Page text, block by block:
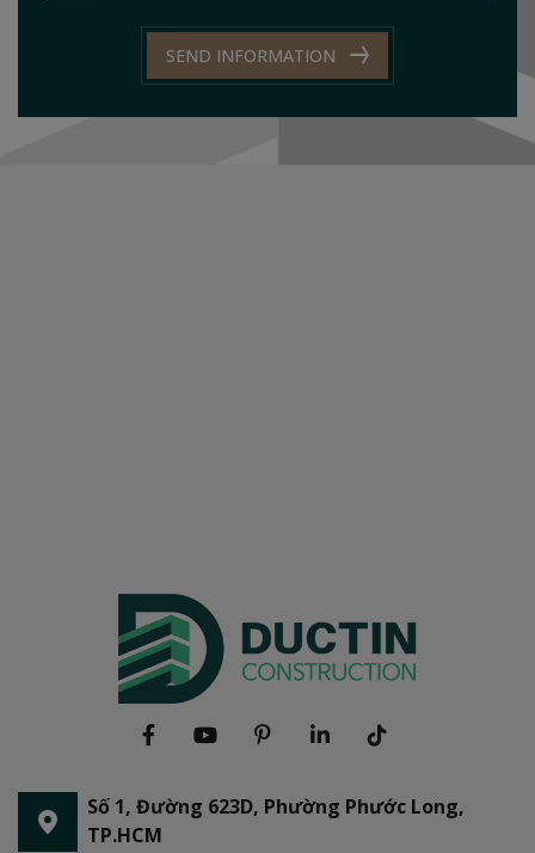
SEND INFORMATION
Số 1, Đường 623D, Phường Phước Long,
TP.HCM